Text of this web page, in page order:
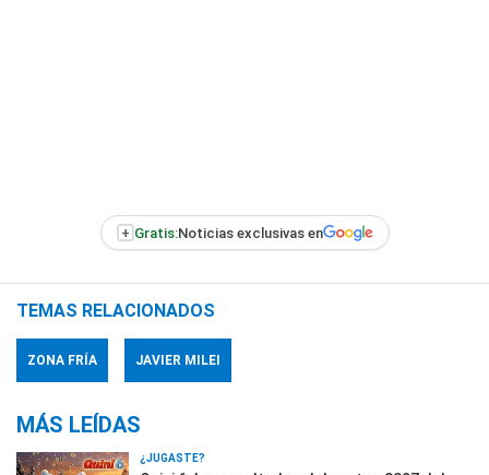
+ Gratis:Noticias exclusivas en
TEMAS RELACIONADOS
ZONA FRÍA JAVIER MILEI
MÁS LEÍDAS
¿JUGASTE?